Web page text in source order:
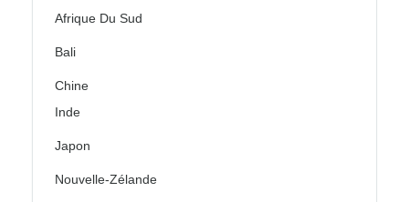
Afrique Du Sud
Bali
Chine
Inde
Japon
Nouvelle-Zélande